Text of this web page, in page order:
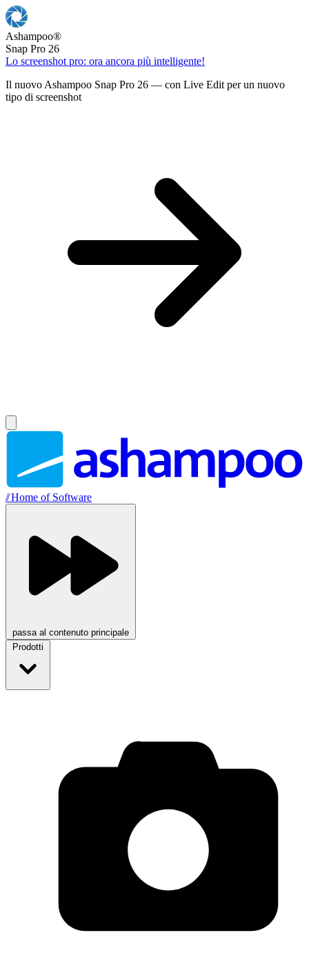
Ashampoo®
Snap Pro 26
Lo screenshot pro: ora ancora più intelligente!
Il nuovo Ashampoo Snap Pro 26 — con Live Edit per un nuovo
tipo di screenshot
//Home of Software
passa al contenuto principale
Prodotti